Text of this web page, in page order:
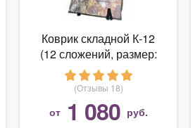
Коврик складной К-12
(12 сложений, размер:
180х55 см., толщина 10
мм.)
(Отзывы 18)
от 1 080 руб.